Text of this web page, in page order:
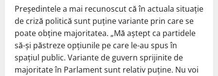
Președintele a mai recunoscut că în actuala situație
de criză politică sunt puține variante prin care se
poate obține majoritatea. „Mă aștept ca partidele
să-și păstreze opțiunile pe care le-au spus în
spațiul public. Variante de guvern sprijinite de
majoritate în Parlament sunt relativ puține. Nu voi